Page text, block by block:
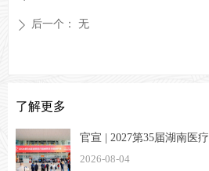
ꄲ 后一个： 无
了解更多
官宣 | 2027第35届湖南医疗
器械展览会定档3月26-28日
2026-08-04